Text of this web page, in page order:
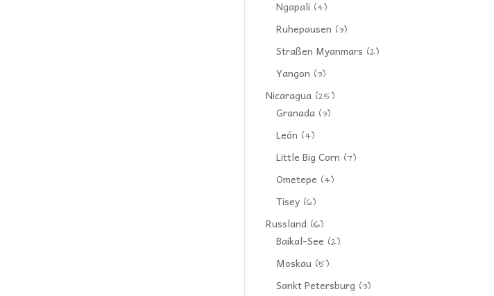
Ngapali (4)
Ruhepausen (3)
Straßen Myanmars (2)
Yangon (3)
Nicaragua (25)
Granada (3)
León (4)
Little Big Corn (7)
Ometepe (4)
Tisey (6)
Russland (16)
Baikal-See (2)
Moskau (5)
Sankt Petersburg (3)